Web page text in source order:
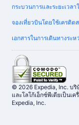
กระบวนการและระยะเวลา
จองเที่ยวบินโดยใช้เครดิต
เอกสารในการเดินทางระห
© 2026 Expedia, Inc. บริ
และโลโก้เอ็กซ์พีเดียเป็นเ
Expedia, Inc.